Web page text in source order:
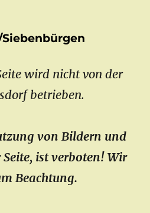
wird nicht von der
betrieben.
von Bildern und
ist verboten! Wir
Beachtung.